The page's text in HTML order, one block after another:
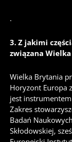
.
3. Z jakimi
związana
Wielka Brytania
Horyzont Europa
jest
Zakres
Badań
Skłodowskiej,